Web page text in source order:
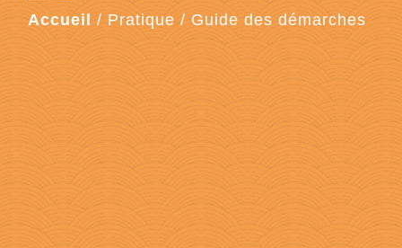
Accueil / Pratique / Guide des démarches